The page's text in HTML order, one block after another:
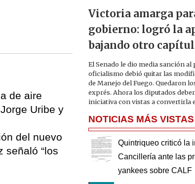
de aire
Uribe y
del nuevo
señaló “los
Victoria amarga
gobierno: logró la
bajando otro
El Senado le dio media sanción al
oficialismo debió quitar las
de Manejo del Fuego. Quedaron
exprés. Ahora los diputados
iniciativa con vistas a convertirla
NOTICIAS MÁS VISTAS
Quintriqueo criticó la
Cancillería ante las
yankees sobre CALF